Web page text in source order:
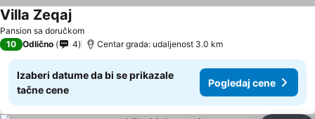
Pansion sa doručkom
Villa Zeqaj
10 Odlično 4 Centar grada: udaljenost 3.0 km
Izaberi datume da bi se prikazale
tačne cene
Pogledaj cene